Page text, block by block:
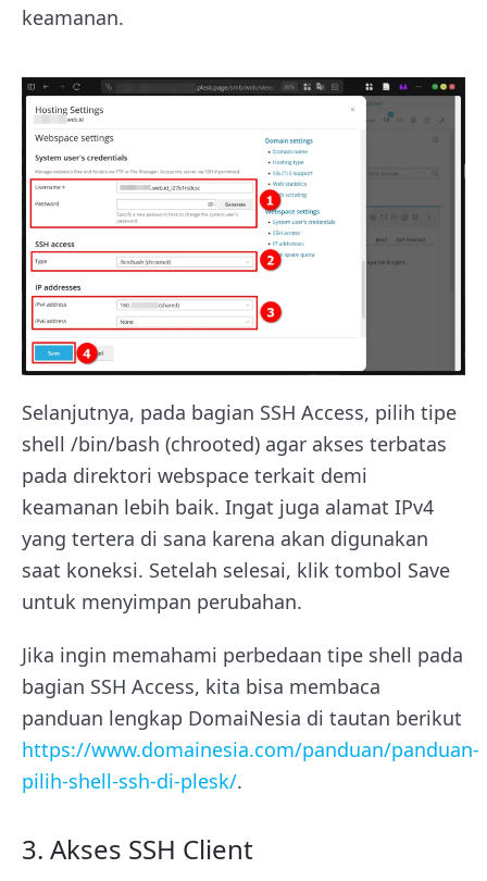
keamanan.
Selanjutnya, pada bagian SSH Access, pilih tipe
shell /bin/bash (chrooted) agar akses terbatas
pada direktori webspace terkait demi
keamanan lebih baik. Ingat juga alamat IPv4
yang tertera di sana karena akan digunakan
saat koneksi. Setelah selesai, klik tombol Save
untuk menyimpan perubahan.
Jika ingin memahami perbedaan tipe shell pada
bagian SSH Access, kita bisa membaca
panduan lengkap DomaiNesia di tautan berikut
https://www.domainesia.com/panduan/panduan-
pilih-shell-ssh-di-plesk/.
3. Akses SSH Client